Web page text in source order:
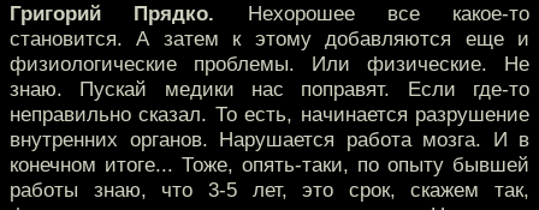
Григорий Прядко. Нехорошее все какое-то
становится. А затем к этому добавляются еще и
физиологические проблемы. Или физические. Не
знаю. Пускай медики нас поправят. Если где-то
неправильно сказал. То есть, начинается разрушение
внутренних органов. Нарушается работа мозга. И в
конечном итоге... Тоже, опять-таки, по опыту бывшей
работы знаю, что 3-5 лет, это срок, скажем так,